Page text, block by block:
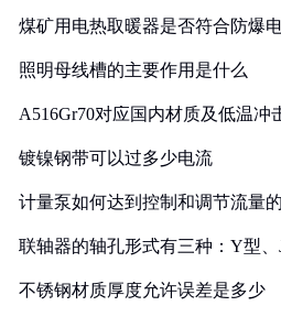
煤矿用电热取暖器是否符合防爆
照明母线槽的主要作用是什么
A516Gr70对应国内材质及低温冲
镀镍钢带可以过多少电流
计量泵如何达到控制和调节流量
联轴器的轴孔形式有三种：Y型、
不锈钢材质厚度允许误差是多少